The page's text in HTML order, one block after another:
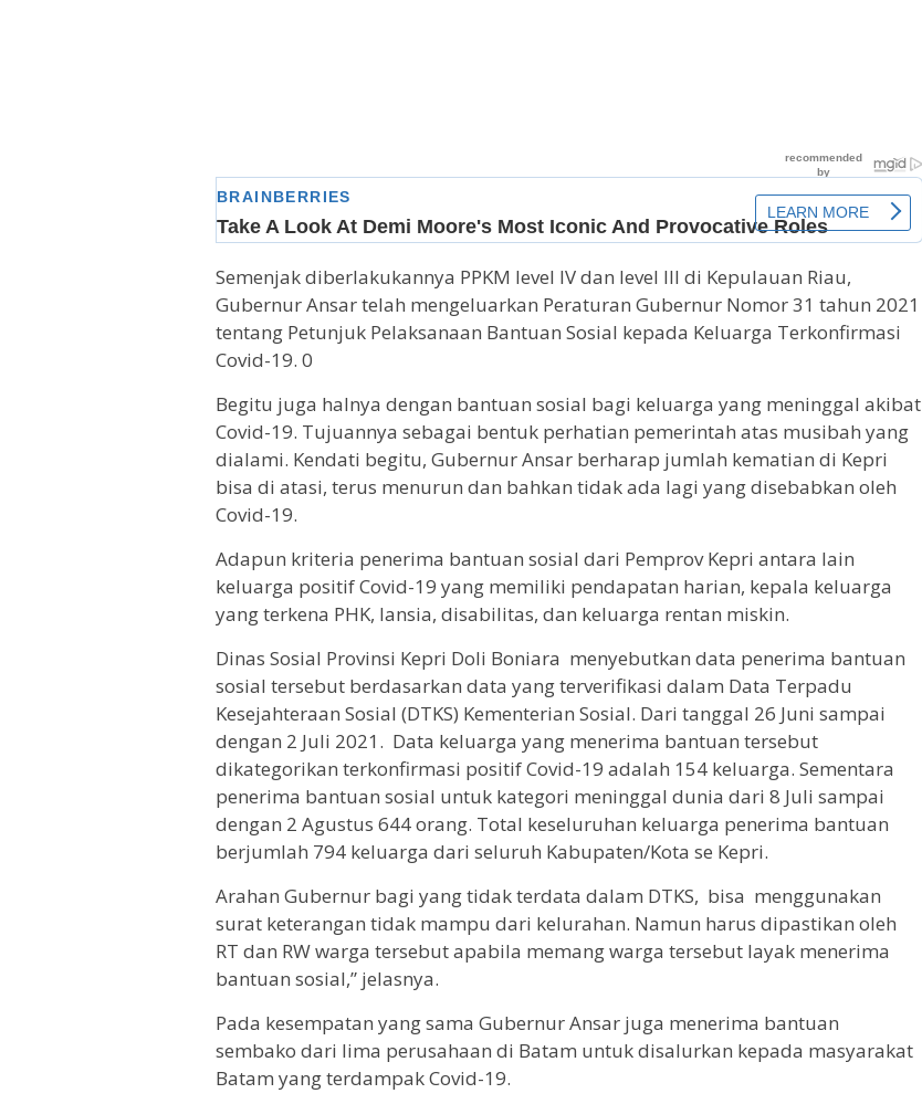
Semenjak diberlakukannya PPKM level IV dan level III di Kepulauan Riau,
Gubernur Ansar telah mengeluarkan Peraturan Gubernur Nomor 31 tahun 2021
tentang Petunjuk Pelaksanaan Bantuan Sosial kepada Keluarga Terkonfirmasi
Covid-19. 0
Begitu juga halnya dengan bantuan sosial bagi keluarga yang meninggal akibat
Covid-19. Tujuannya sebagai bentuk perhatian pemerintah atas musibah yang
dialami. Kendati begitu, Gubernur Ansar berharap jumlah kematian di Kepri
bisa di atasi, terus menurun dan bahkan tidak ada lagi yang disebabkan oleh
Covid-19.
Adapun kriteria penerima bantuan sosial dari Pemprov Kepri antara lain
keluarga positif Covid-19 yang memiliki pendapatan harian, kepala keluarga
yang terkena PHK, lansia, disabilitas, dan keluarga rentan miskin.
Dinas Sosial Provinsi Kepri Doli Boniara menyebutkan data penerima bantuan
sosial tersebut berdasarkan data yang terverifikasi dalam Data Terpadu
Kesejahteraan Sosial (DTKS) Kementerian Sosial. Dari tanggal 26 Juni sampai
dengan 2 Juli 2021. Data keluarga yang menerima bantuan tersebut
dikategorikan terkonfirmasi positif Covid-19 adalah 154 keluarga. Sementara
penerima bantuan sosial untuk kategori meninggal dunia dari 8 Juli sampai
dengan 2 Agustus 644 orang. Total keseluruhan keluarga penerima bantuan
berjumlah 794 keluarga dari seluruh Kabupaten/Kota se Kepri.
Arahan Gubernur bagi yang tidak terdata dalam DTKS, bisa menggunakan
surat keterangan tidak mampu dari kelurahan. Namun harus dipastikan oleh
RT dan RW warga tersebut apabila memang warga tersebut layak menerima
bantuan sosial,” jelasnya.
Pada kesempatan yang sama Gubernur Ansar juga menerima bantuan
sembako dari lima perusahaan di Batam untuk disalurkan kepada masyarakat
Batam yang terdampak Covid-19.